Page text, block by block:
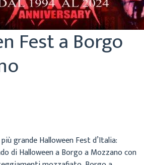
Fest a Borgo
grande Halloween Fest d’Italia:
di Halloween a Borgo a Mozzano con